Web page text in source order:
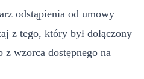
odstąpienia od umowy
z tego, który był dołączony
wzorca dostępnego na